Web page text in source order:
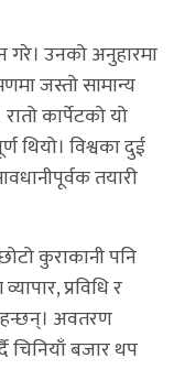
गरे। उनको अनुहारमा
जस्तो सामान्य
कार्पेटको यो
थियो। विश्वका दुई
तयारी
कुराकानी पनि
प्रविधि र
अवतरण
चिनियाँ बजार थप